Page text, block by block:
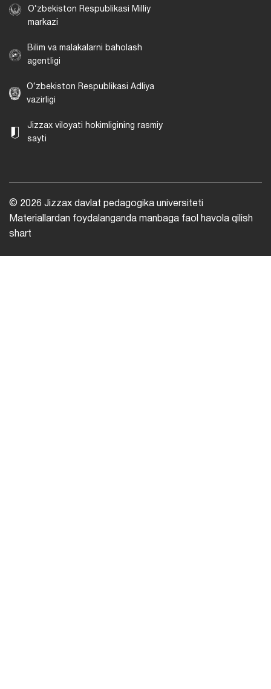
O‘zbekiston Respublikasi Milliy
markazi
Bilim va malakalarni baholash
agentligi
O‘zbekiston Respublikasi Adliya
vazirligi
Jizzax viloyati hokimligining rasmiy
sayti
© 2026 Jizzax davlat pedagogika universiteti
Materiallardan foydalanganda manbaga faol havola qilish
shart